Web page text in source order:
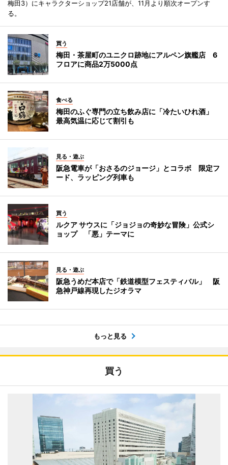
梅田3）にキャラクターショップ21店舗が、11月より順次オープンす
る。
買う
梅田・茶屋町のユニクロ跡地にアルペン旗艦店 6
フロアに商品2万5000点
食べる
梅田のふぐ専門の立ち飲み店に「冷たいひれ酒」
最高気温に応じて割引も
見る・遊ぶ
阪急電車が「おさるのジョージ」とコラボ 限定フ
ード、ラッピング列車も
買う
ルクア サウスに「ジョジョの奇妙な冒険」公式シ
ョップ 「悪」テーマに
見る・遊ぶ
阪急うめだ本店で「鉄道模型フェスティバル」 阪
急神戸線再現したジオラマ
もっと見る
買う